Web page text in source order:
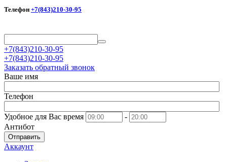
Телефон +7(843)210-30-95
+7(843)210-30-95
+7(843)210-30-95
Заказать обратный звонок
Ваше имя
Телефон
Удобное для Вас время
-
Антибот
Отправить
Аккаунт